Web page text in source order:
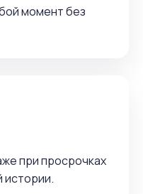
момент без
при просрочках
истории.